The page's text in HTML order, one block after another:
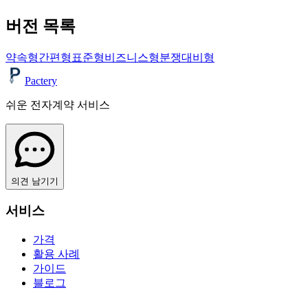
버전 목록
약속형간편형 표준형비즈니스형분쟁대비형
Pactery
쉬운 전자계약 서비스
의견 남기기
서비스
가격
활용 사례
가이드
블로그